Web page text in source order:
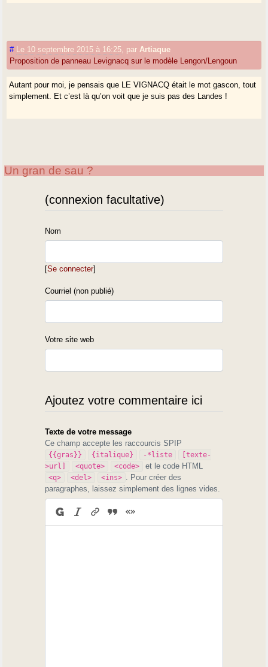
# Le 10 septembre 2015 à 16:25 par Artiaque
Proposition de panneau Levignacq sur le modèle Lengon/Lengoun
Autant pour moi, je pensais que LE VIGNACQ était le mot gascon, tout
simplement. Et c’est là qu’on voit que je suis pas des Landes !
Un gran de sau ?
(connexion facultative)
Nom
[Se connecter]
Courriel (non publié)
Votre site web
Ajoutez votre commentaire ici
Texte de votre message
Ce champ accepte les raccourcis SPIP
{{gras}} {italique} -*liste
[texte-
>url]
<quote> <code> et le code HTML
<q> <del> <ins>
. Pour créer des
paragraphes, laissez simplement des lignes vides.